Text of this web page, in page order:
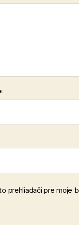
prehliadači pre moje